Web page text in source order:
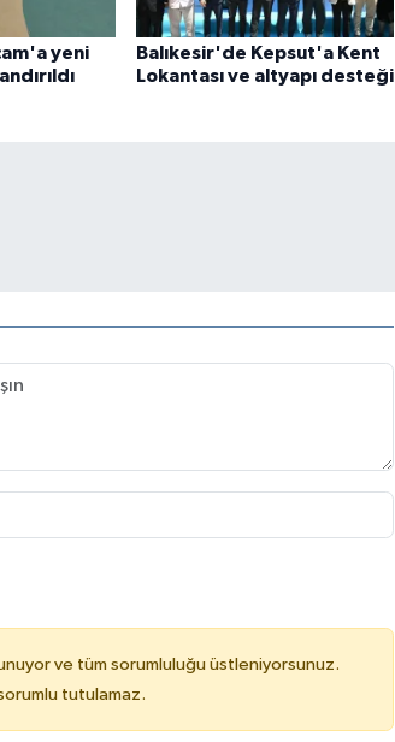
yeni
Balıkesir'de Kepsut'a Kent
Lokantası ve altyapı desteği
ve tüm sorumluluğu üstleniyorsunuz.
tutulamaz.